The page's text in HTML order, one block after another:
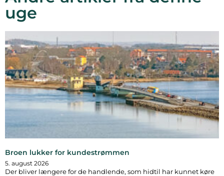
uge
Broen lukker for kundestrømmen
5. august 2026
Der bliver længere for de handlende, som hidtil har kunnet køre